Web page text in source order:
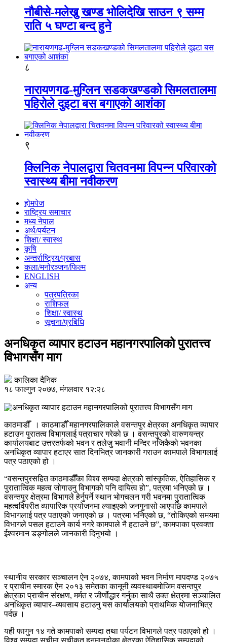
नौबीसे-मलेखु खण्ड भोलिदेखि साउन ९ सम्म
राति ५ घण्टा बन्द हुने
८
नारायणगढ-मुग्लिन सडकखण्डको सिमलतालमा
पहिरोले दुइटा बस बगाएको आशंका
९
क्लिनिक नेपालद्वारा चितवनमा विपन्न परिवारको
स्वास्थ्य बीमा नवीकरण
होमपेज
राष्ट्रिय समाचार
मध्य नेपाल
अर्थ/पर्यटन
शिक्षा/ स्वास्थ
कृषि
अन्तर्राष्ट्रिय/प्रबास
कला/मनोरञ्जन/फिल्म
ENGLISH
अन्य
पत्रपत्रिका
राशिफल
शिक्षा/ स्वास्थ
सूचना/प्रबिधि
अनधिकृत व्यापार हटाउन महानगरपालिको पुरातत्त्व
विभागसँग माग
कालिका दैनिक
१८ फाल्गुन २०७७, मंगलवार १२:२८
काठमाडौँ । काठमाडौँ महानगरपालिकाले वसन्तपुर क्षेत्रका अनधिकृत व्यापार
हटाउन पुरातत्व विभागलाई पत्राचार गरेको छ । वसन्तपुरको वारुणयन्त्र
कार्यालयबाट उत्तरतर्फको भवन र तलेजु भवानी मन्दिर नजिकैको भवनका
अनधिकृत व्यापार हटाएर सात दिनभित्र जानकारी गराउन कामपाले विभागलाई
पत्र पठाएको हो ।
“वसन्तपुरसहित काठमाडौँका विश्व सम्पदा क्षेत्रको सांस्कृतिक, ऐतिहासिक र
पुरातात्विक महत्व जोगाउनु विभागको पनि दायित्व हो”, पत्रमा भनिएको छ ।
वसन्तपुर क्षेत्रमा विभागले हेर्नुपर्ने स्थान भोगचलन गरी भवनमा पुरातात्विक
महत्वविपरीत व्यापारिक प्रयोजनमा ल्याइएको जनगुनासो आएपछि कामपाले
विभागलाई पत्र पठाएको जनाएको छ । पत्रमा भनिएको छ, “तोकिएको समयमा
विभागले पसल हटाउने कार्य नगरे कामपाले नै हटाउने छ”, कामपाका प्रवक्ता
ईश्वरमान डङ्गोलले जानकारी दिनुभयो ।
स्थानीय सरकार सञ्चालन ऐन २०७४, कामपाको भवन निर्माण मापदण्ड २०७५
र प्राचीन स्मारक ऐन २०१३ समेतका कानूनी व्यवस्थाबमोजिम वसन्तपुर
क्षेत्रका प्राचीन संरक्षण, मर्मत र जीर्णोद्धार गर्नुका साथै उक्त क्षेत्रमा सञ्चालित
अनधिकृत व्यापार–व्यवसाय हटाउनु यस कार्यालयको प्राथमिक योजनाभित्र
पर्दछ ।
यही फागुन १४ गते कामपाको सम्पदा तथा पर्यटन विभागले पत्र पठाएको हो ।
विश्व सम्पदा सूचीमा सूचीकृत हनुमानढोका क्षेत्रका ऐतिहासिक सम्पदाको